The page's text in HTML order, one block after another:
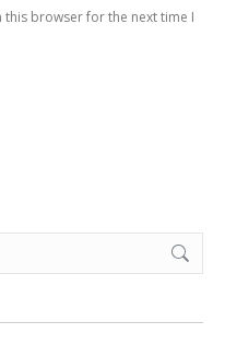
this browser for the next time I